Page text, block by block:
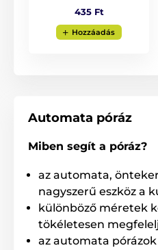
435 Ft
Hozzáadás
Automata póráz
Miben segít a póráz?
az automata,
nagyszerű eszköz a
különböző méretek
tökéletesen
az automata